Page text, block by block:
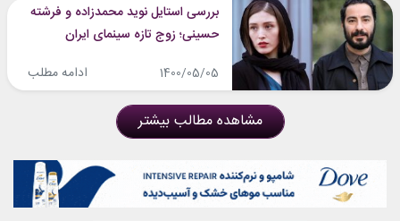
بررسی استایل نوید محمدزاده و فرشته
حسینی؛ زوج تازه سینمای ایران
1400/05/05 ادامه مطلب
مشاهده مطالب بیشتر